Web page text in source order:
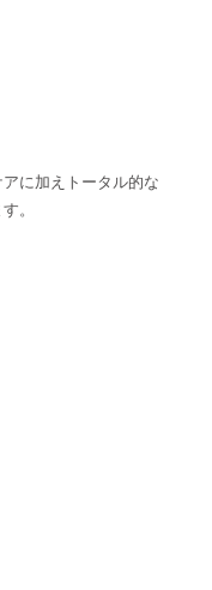
に加えトータル的な
。